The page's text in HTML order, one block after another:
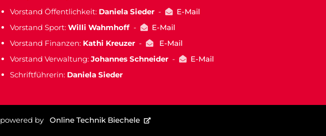
Vorstand Öffentlichkeit: Daniela Sieder-
E-Mail
Vorstand Sport: Willi Wahmhoff-
E-Mail
Vorstand Finanzen: Kathi Kreuzer-
E-Mail
Vorstand Verwaltung: Johannes Schneider -
E-Mail
Schriftführerin: Daniela Sieder
powered by Online Technik Biechele